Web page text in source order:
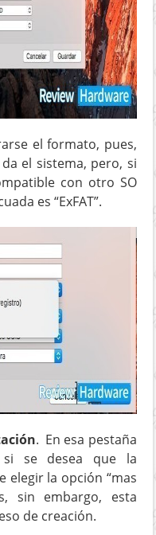
el formato, pues,
el sistema, pero, si
con otro SO
es “ExFAT”.
. En esa pestaña
si se desea que la
elegir la opción “mas
sin embargo, esta
de creación.